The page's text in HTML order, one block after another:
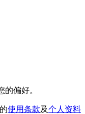
的偏好。
使用条款及个人资料